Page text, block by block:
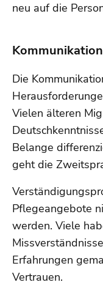
neu auf die
Die
Vielen älteren
Belange
geht die
Pflegeangebote
werden. Viele
Erfahrungen
Vertrauen.